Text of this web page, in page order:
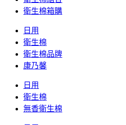
衛生棉箱購
日用
衛生棉
衛生棉品牌
康乃馨
日用
衛生棉
無香衛生棉